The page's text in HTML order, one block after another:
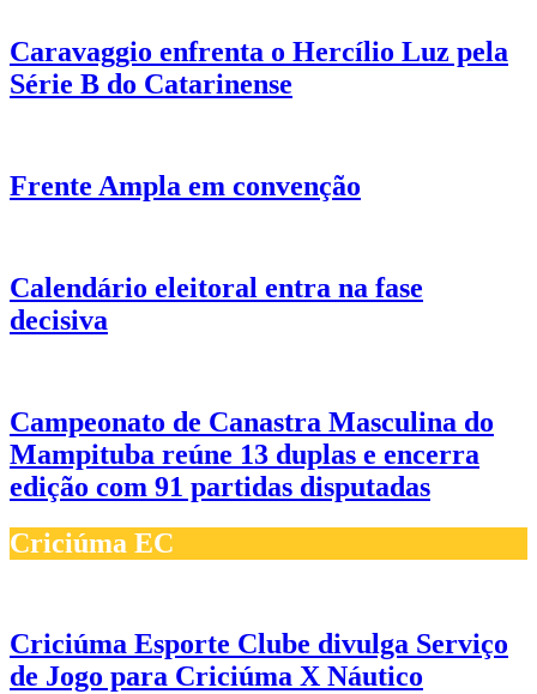
Caravaggio enfrenta o Hercílio Luz pela
Série B do Catarinense
Frente Ampla em convenção
Calendário eleitoral entra na fase
decisiva
Campeonato de Canastra Masculina do
Mampituba reúne 13 duplas e encerra
edição com 91 partidas disputadas
Criciúma EC
Criciúma Esporte Clube divulga Serviço
de Jogo para Criciúma X Náutico